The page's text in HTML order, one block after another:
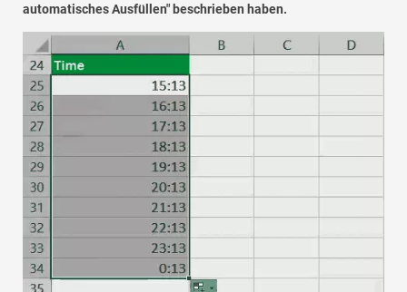
automatisches Ausfüllen" beschrieben haben.